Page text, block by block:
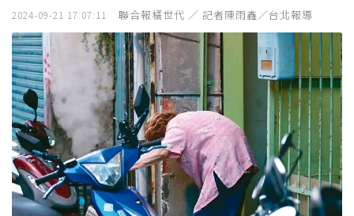
2024-09-21 17:07:11 聯合報橘世代 ／ 記者陳雨鑫／台北報導